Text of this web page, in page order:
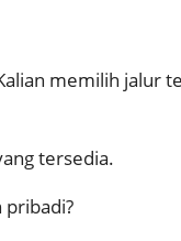
memilih jalur
tersedia.
pribadi?